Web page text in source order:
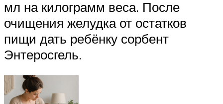
мл на килограмм веса. После
очищения желудка от остатков
пищи дать ребёнку сорбент
Энтеросгель.